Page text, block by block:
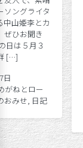
ソングライタ
中山姫李とカ
ぜひお聞き
日は５月３
[…]
日 2020年8月17日
がねとロー
おみせ 日記